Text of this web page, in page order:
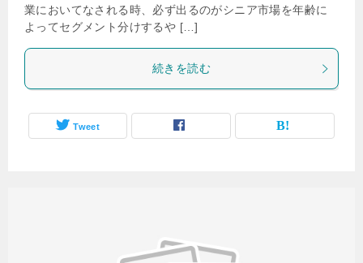
業においてなされる時、必ず出るのがシニア市場を年齢に
よってセグメント分けするや […]
続きを読む
Tweet